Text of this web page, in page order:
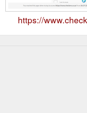
https://